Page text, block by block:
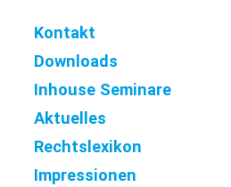
Kontakt
Downloads
Inhouse Seminare
Aktuelles
Rechtslexikon
Impressionen